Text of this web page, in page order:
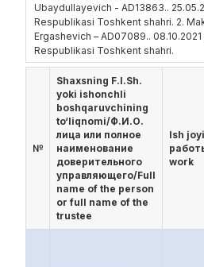
Ubaydullayevich - AD13863..
Respublikasi Toshkent shahri. 2.
Ergashevich – AD07089..
Respublikasi Toshkent shahri.
№
Shaxsning F.I.Sh.
yoki ishonchli
boshqaruvchining
to‘liqnomi/Ф.И.О.
лица или полное
наименование
доверительного
управляющего/Full
name of the person
or full name of the
trustee
Ish
work